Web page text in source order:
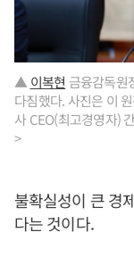
▲ 이복현 금융감독원
다짐했다. 사진은 이
사 CEO(최고경영자)
>
불확실성이 큰 경
다는 것이다.